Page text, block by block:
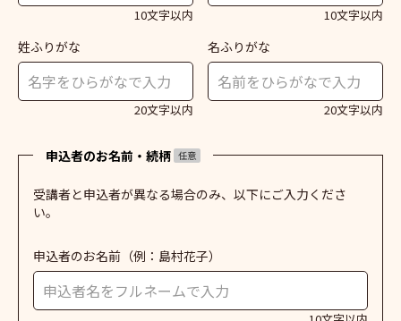
10文字以内 10文字以内
姓ふりがな
20文字以内
名ふりがな
20文字以内
申込者のお名前・続柄 任意
受講者と申込者が異なる場合のみ、以下にご入力くださ
い。
申込者のお名前 （例：島村花子）